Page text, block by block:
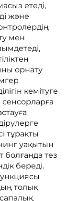
етеді,
және
мен
орнату
кемітуге
тұрақты
уақытын
болғанда тез
береді.
толық